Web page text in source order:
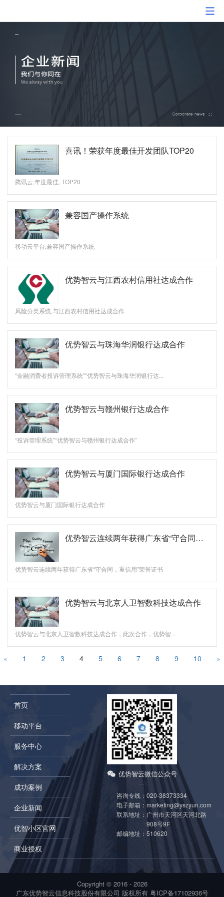
喜讯！荣获年度最佳开发团队TOP20
腾讯云,年度最佳, TOP20
兼容国产操作系统
移动云平台,兼容国产操作系统
优势智云与江西农村信用社达成合作
风险分类系统,与江西农村信用社达成合作
优势智云与珠海华润银行达成合作
“金融消费者投诉管理系统”“优势智云与珠海华润银行达...
优势智云与赣州银行达成合作
“投诉管理系统”“优势智云与赣州银行达成合作”
优势智云与厦门国际银行达成合作
优势智云与厦门国际银行达成合作
优势智云连续两年获得广东省“守合同重信用”荣誉证书
优势智云连续两年获得广东省“守合同，重信用”荣誉证书
优势智云与北京人卫智数科技达成合作
优势智云与北京人卫智数科技达成合作，此次合作，优势智...
« 1 2 3 4 5 6 7 8 9 10 »
首页
移动平台
服务中心
解决方案
成功案例
企业新闻
优智小区官网
商业授权
优势智云微信公众号
咨询专线： 020-38373334
电子邮箱： marketing@yszyun.com
联系地址： 广州市天河区天河北路
908号9F
邮编地址： 510620
Copyright © 2016 - 2026
广东优势智云信息科技股份有限公司 版权所有 粤ICP备17102936号